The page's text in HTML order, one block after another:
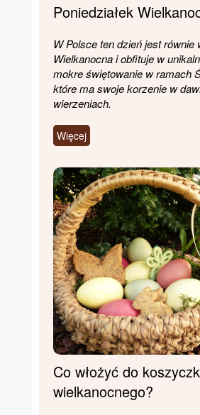
Poniedziałek
W Polsce ten dzień jest równie
Wielkanocna i obfituje w
mokre świętowanie w ramach
które ma swoje korzenie w
wierzeniach.
Więcej
Co włożyć do
wielkanocnego?